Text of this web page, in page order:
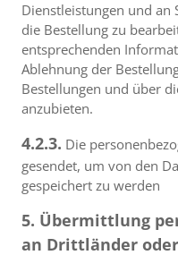
Dienstleistungen und an
die Bestellung zu
entsprechenden
Ablehnung der
Bestellungen und über
anzubieten.
4.2.3. Die
gesendet, um von den
gespeichert zu werden
5. Übermittlung
an Drittländer